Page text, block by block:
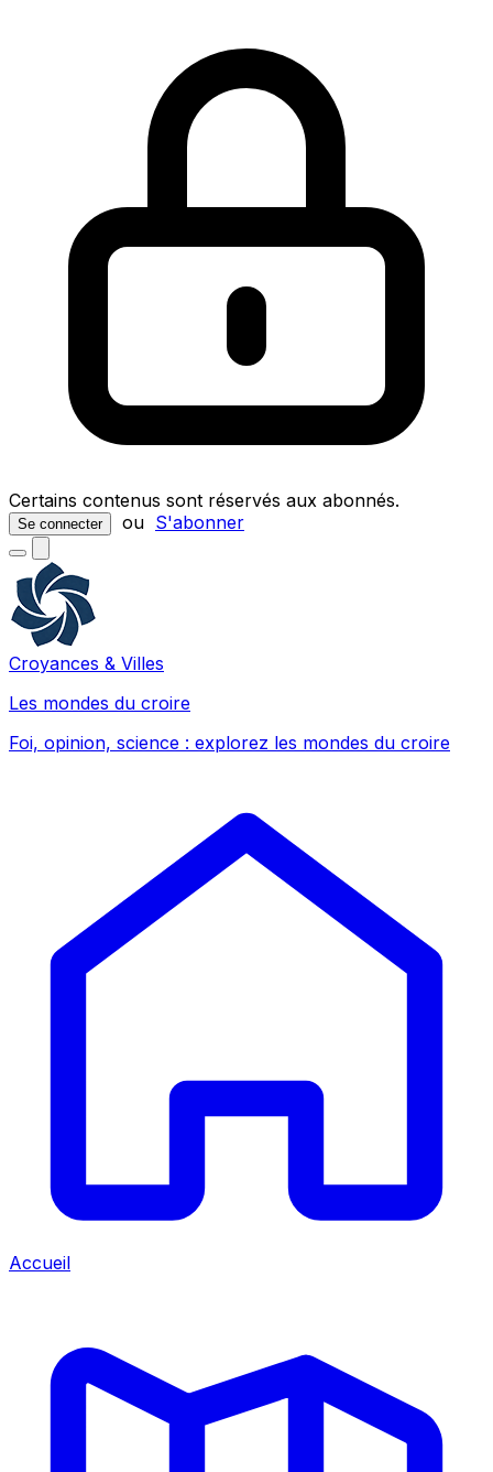
Certains contenus sont réservés aux abonnés.
Se connecter ou S'abonner
Croyances & Villes
Les mondes du croire
Foi, opinion, science : explorez les mondes du croire
Accueil